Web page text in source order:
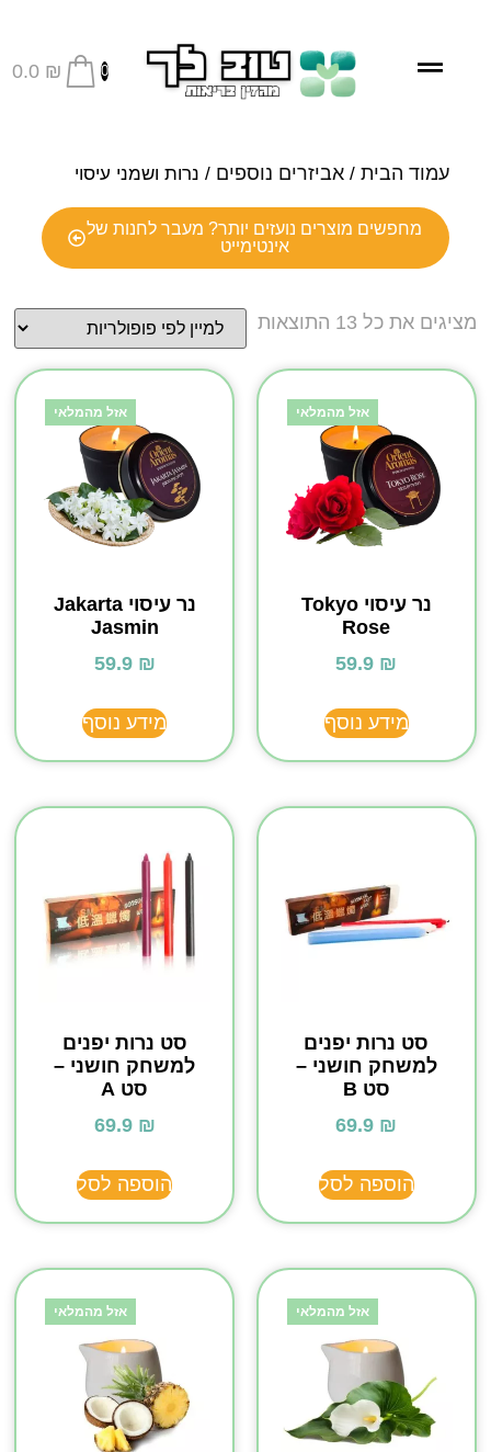
0
0.0 ₪
עמוד הבית/ אביזרים נוספים / נרות ושמני עיסוי
מחפשים מוצרים נועזים יותר? מעבר לחנות של
אינטימייט
מציגים את כל ⁦13⁩ התוצאות
אזל מהמלאי
נר עיסוי Tokyo
Rose
59.9 ₪
מידע נוסף
אזל מהמלאי
נר עיסוי Jakarta
Jasmin
59.9 ₪
מידע נוסף
סט נרות יפנים
למשחק חושני –
סט B
69.9 ₪
הוספה לסל
סט נרות יפנים
למשחק חושני –
סט A
69.9 ₪
הוספה לסל
אזל מהמלאי אזל מהמלאי